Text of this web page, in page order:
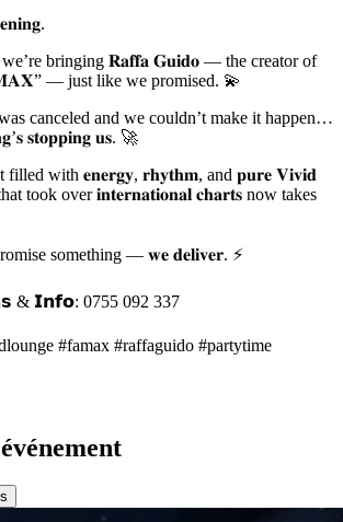
bringing 𝐑𝐚𝐟𝐟𝐚 𝐆𝐮𝐢𝐝𝐨 — the creator of
— just like we promised. 💫
canceled and we couldn’t make it happen…
𝐬𝐭𝐨𝐩𝐩𝐢𝐧𝐠 𝐮𝐬. 🚀
filled with 𝐞𝐧𝐞𝐫𝐠𝐲, 𝐫𝐡𝐲𝐭𝐡𝐦, and 𝐩𝐮𝐫𝐞 𝐕𝐢𝐯𝐢𝐝
took over 𝐢𝐧𝐭𝐞𝐫𝐧𝐚𝐭𝐢𝐨𝐧𝐚𝐥 𝐜𝐡𝐚𝐫𝐭𝐬 now takes
something — 𝐰𝐞 𝐝𝐞𝐥𝐢𝐯𝐞𝐫. ⚡️
& 𝗜𝗻𝗳𝗼: 0755 092 337
#famax #raffaguido #partytime